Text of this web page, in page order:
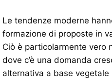
Le tendenze moderne
formazione di proposte in
Ciò è particolarmente vero
dove c’è una domanda
alternativa a base vegetale